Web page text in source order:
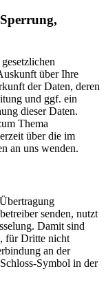
über Ihre
der Daten, deren
und ggf. ein
dieser Daten.
Thema
über die im
an uns wenden.
senden, nutzt
Damit sind
für Dritte nicht
an der
Symbol in der